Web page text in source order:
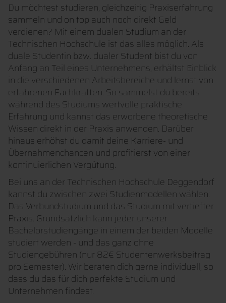
Du möchtest studieren, gleichzeitig Praxiserfahrung
sammeln und on top auch noch direkt Geld
verdienen? Mit einem dualen Studium an der
Technischen Hochschule ist das alles möglich. Als
duale Studentin bzw. dualer Student bist du von
Anfang an Teil eines Unternehmens, erhältst Einblick
in die verschiedenen Arbeitsbereiche und lernst von
erfahrenen Fachkräften. So sammelst du bereits
während des Studiums wertvolle praktische
Erfahrung und kannst das erworbene theoretische
Wissen direkt in der Praxis anwenden. Darüber
hinaus erhöhst du damit deine Karriere- und
Übernahmenchancen und profitierst von einer
kontinuierlichen Vergütung.
Bei uns an der Technischen Hochschule Deggendorf
kannst du zwischen zwei Studienmodellen wählen:
Das Verbundstudium und das Studium mit vertiefter
Praxis. Grundsätzlich kann jeder unserer
Bachelorstudiengänge in einem der beiden Modelle
studiert werden - und das ganz ohne
Studiengebühren (nur 82€ Studentenwerksbeitrag
pro Semester). Wir beraten dich gerne individuell, so
dass du das für dich perfekte Studium und
Unternehmen findest.